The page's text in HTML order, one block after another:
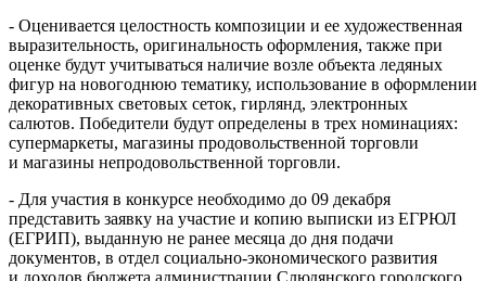
- Оценивается целостность композиции и ее художественная
выразительность, оригинальность оформления, также при
оценке будут учитываться наличие возле объекта ледяных
фигур на новогоднюю тематику, использование в оформлении
декоративных световых сеток, гирлянд, электронных
салютов. Победители будут определены в трех номинациях:
супермаркеты, магазины продовольственной торговли
и магазины непродовольственной торговли.
- Для участия в конкурсе необходимо до 09 декабря
представить заявку на участие и копию выписки из ЕГРЮЛ
(ЕГРИП), выданную не ранее месяца до дня подачи
документов, в отдел социально-экономического развития